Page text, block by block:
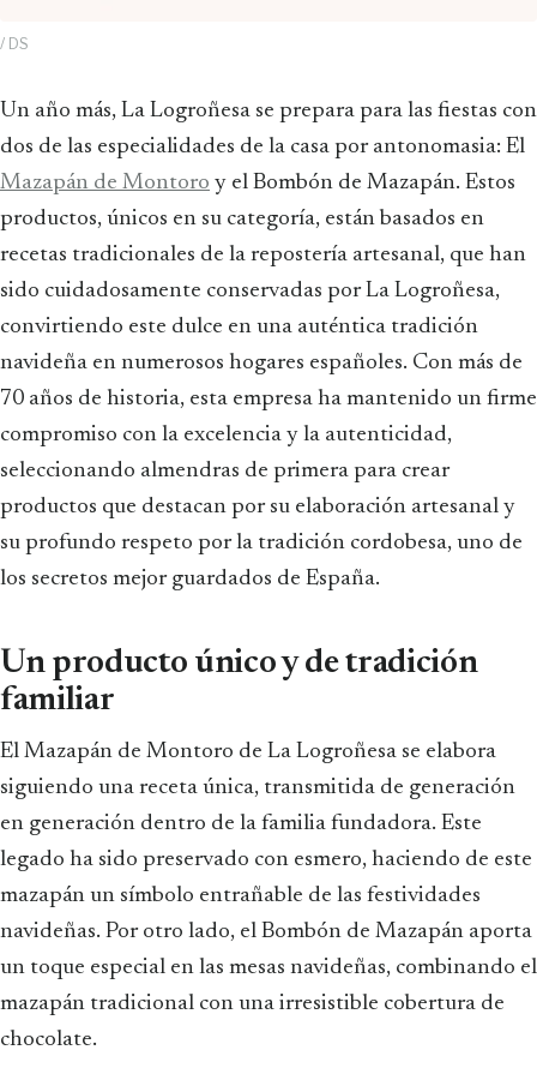
/ DS
Un año más, La Logroñesa se prepara para las fiestas con
dos de las especialidades de la casa por antonomasia: El
Mazapán de Montoro y el Bombón de Mazapán. Estos
productos, únicos en su categoría, están basados en
recetas tradicionales de la repostería artesanal, que han
sido cuidadosamente conservadas por La Logroñesa,
convirtiendo este dulce en una auténtica tradición
navideña en numerosos hogares españoles. Con más de
70 años de historia, esta empresa ha mantenido un firme
compromiso con la excelencia y la autenticidad,
seleccionando almendras de primera para crear
productos que destacan por su elaboración artesanal y
su profundo respeto por la tradición cordobesa, uno de
los secretos mejor guardados de España.
Un producto único y de tradición
familiar
El Mazapán de Montoro de La Logroñesa se elabora
siguiendo una receta única, transmitida de generación
en generación dentro de la familia fundadora. Este
legado ha sido preservado con esmero, haciendo de este
mazapán un símbolo entrañable de las festividades
navideñas. Por otro lado, el Bombón de Mazapán aporta
un toque especial en las mesas navideñas, combinando el
mazapán tradicional con una irresistible cobertura de
chocolate.